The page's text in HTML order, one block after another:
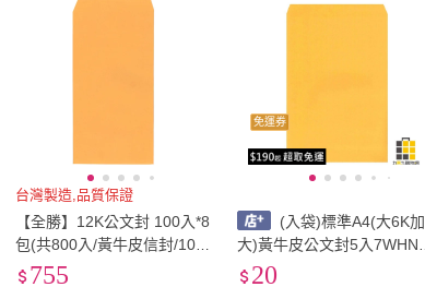
台灣製造,品質保證
【全勝】12K公文封 100入*8
包(共800入/黃牛皮信封/100
磅/信封)
755
免運券
(入袋)標準A4(大6K加
大)黃牛皮公文封5入7WHN0
06L【九乘九文具】公文封
20